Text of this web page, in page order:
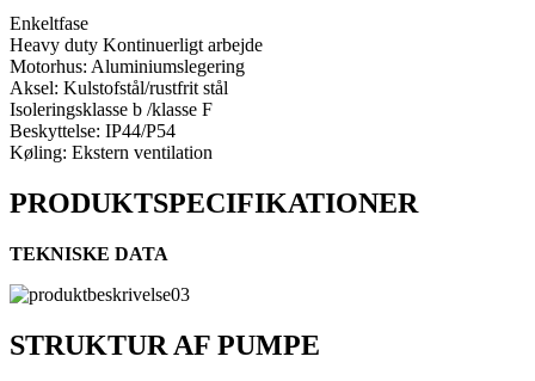
Enkeltfase
Heavy duty Kontinuerligt arbejde
Motorhus: Aluminiumslegering
Aksel: Kulstofstål/rustfrit stål
Isoleringsklasse b /klasse F
Beskyttelse: IP44/P54
Køling: Ekstern ventilation
PRODUKTSPECIFIKATIONER
TEKNISKE DATA
STRUKTUR AF PUMPE